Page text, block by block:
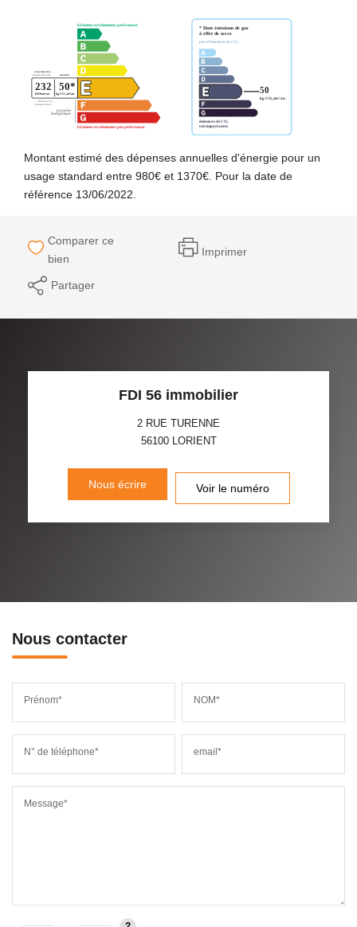
Montant estimé des dépenses annuelles d'énergie pour un
usage standard entre 980€ et 1370€. Pour la date de
référence 13/06/2022.
Comparer ce
bien
Imprimer
Partager
FDI 56 immobilier
2 RUE TURENNE
56100 LORIENT
Nous écrire Voir le numéro
Nous contacter
Prénom* NOM*
N° de téléphone* email*
Message*